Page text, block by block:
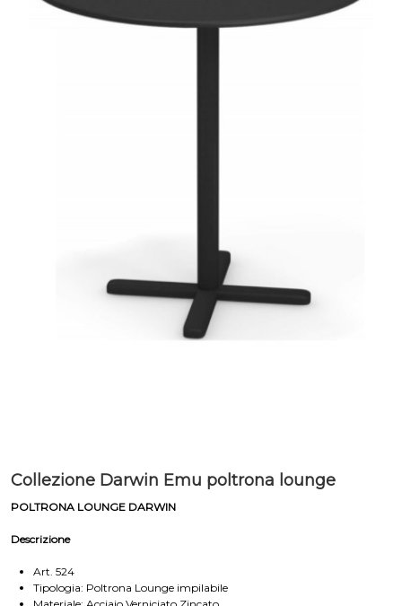
Collezione Darwin Emu poltrona lounge
POLTRONA LOUNGE DARWIN
Descrizione
Art. 524
Tipologia: Poltrona Lounge impilabile